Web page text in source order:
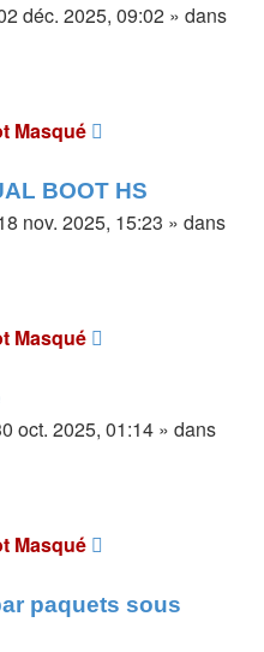
déc. 2025, 09:02 » dans
Masqué
BOOT HS
nov. 2025, 15:23 » dans
Masqué
oct. 2025, 01:14 » dans
Masqué
paquets sous